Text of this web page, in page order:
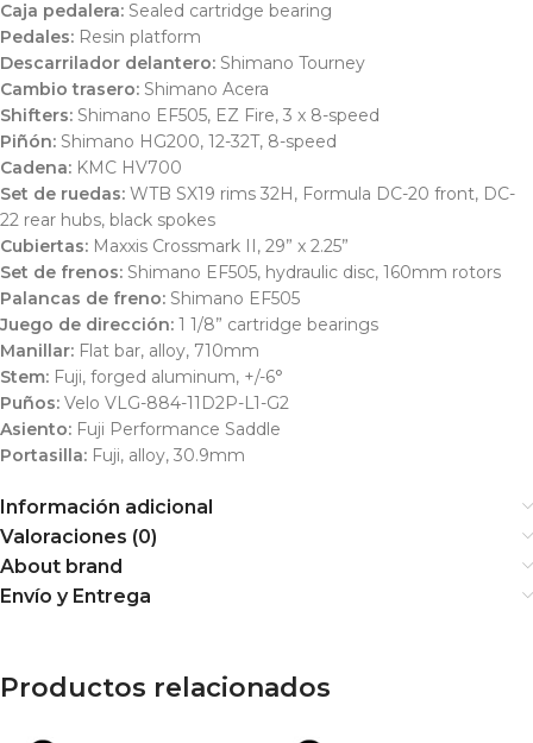
Caja pedalera: Sealed cartridge bearing
Pedales: Resin platform
Descarrilador delantero: Shimano Tourney
Cambio trasero: Shimano Acera
Shifters: Shimano EF505, EZ Fire, 3 x 8-speed
Piñón: Shimano HG200, 12-32T, 8-speed
Cadena: KMC HV700
Set de ruedas: WTB SX19 rims 32H, Formula DC-20 front, DC-
22 rear hubs, black spokes
Cubiertas: Maxxis Crossmark II, 29” x 2.25”
Set de frenos: Shimano EF505, hydraulic disc, 160mm rotors
Palancas de freno: Shimano EF505
Juego de dirección: 1 1/8” cartridge bearings
Manillar: Flat bar, alloy, 710mm
Stem: Fuji, forged aluminum, +/-6°
Puños: Velo VLG-884-11D2P-L1-G2
Asiento: Fuji Performance Saddle
Portasilla: Fuji, alloy, 30.9mm
Información adicional
Valoraciones (0)
About brand
Envío y Entrega
Productos relacionados